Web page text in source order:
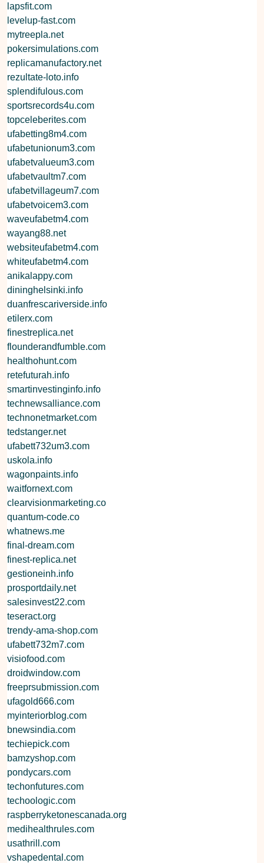
lapsfit.com
levelup-fast.com
mytreepla.net
pokersimulations.com
replicamanufactory.net
rezultate-loto.info
splendifulous.com
sportsrecords4u.com
topceleberites.com
ufabetting8m4.com
ufabetunionum3.com
ufabetvalueum3.com
ufabetvaultm7.com
ufabetvillageum7.com
ufabetvoicem3.com
waveufabetm4.com
wayang88.net
websiteufabetm4.com
whiteufabetm4.com
anikalappy.com
dininghelsinki.info
duanfrescariverside.info
etilerx.com
finestreplica.net
flounderandfumble.com
healthohunt.com
retefuturah.info
smartinvestinginfo.info
technewsalliance.com
technonetmarket.com
tedstanger.net
ufabett732um3.com
uskola.info
wagonpaints.info
waitfornext.com
clearvisionmarketing.co
quantum-code.co
whatnews.me
final-dream.com
finest-replica.net
gestioneinh.info
prosportdaily.net
salesinvest22.com
teseract.org
trendy-ama-shop.com
ufabett732m7.com
visiofood.com
droidwindow.com
freeprsubmission.com
ufagold666.com
myinteriorblog.com
bnewsindia.com
techiepick.com
bamzyshop.com
pondycars.com
techonfutures.com
techoologic.com
raspberryketonescanada.org
medihealthrules.com
usathrill.com
vshapedental.com